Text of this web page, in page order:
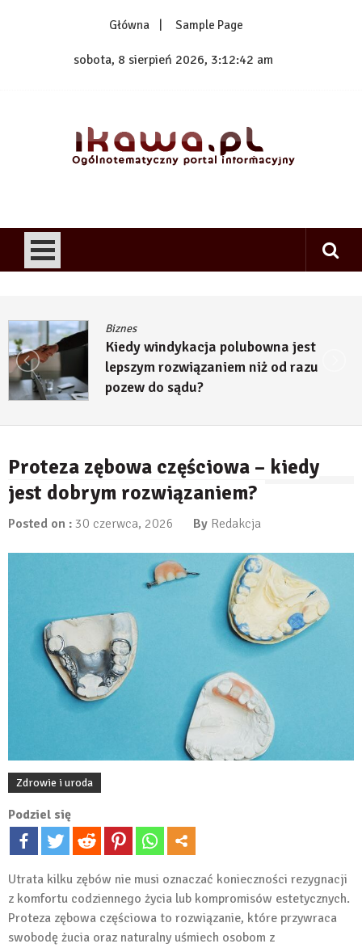
Główna Sample Page
sobota, 8 sierpień 2026, 3:12:42 am
Biznes
Kiedy windykacja polubowna jest
lepszym rozwiązaniem niż od razu
pozew do sądu?
Proteza zębowa częściowa – kiedy
jest dobrym rozwiązaniem?
Posted on : 30 czerwca, 2026 By Redakcja
Zdrowie i uroda
Podziel się
Utrata kilku zębów nie musi oznaczać konieczności rezygnacji
z komfortu codziennego życia lub kompromisów estetycznych.
Proteza zębowa częściowa to rozwiązanie, które przywraca
swobodę żucia oraz naturalny uśmiech osobom z